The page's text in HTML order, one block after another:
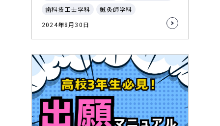
歯科技工士学科
鍼灸師学科
2024年8月30日